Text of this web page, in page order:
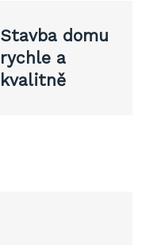
Stavba domu
rychle a
kvalitně